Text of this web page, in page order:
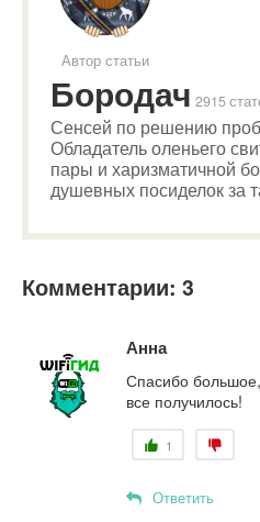
Автор статьи
Бородач 2915
Сенсей по решению
Обладатель оленьего
пары и харизматичной
душевных посиделок за
Комментарии: 3
Анна
Спасибо
все получилось!
1
Ответить